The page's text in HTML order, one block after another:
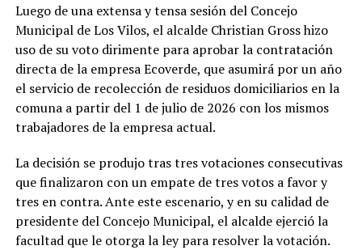
Luego de una extensa y tensa sesión del Concejo
Municipal de Los Vilos, el alcalde Christian Gross hizo
uso de su voto dirimente para aprobar la contratación
directa de la empresa Ecoverde, que asumirá por un año
el servicio de recolección de residuos domiciliarios en la
comuna a partir del 1 de julio de 2026 con los mismos
trabajadores de la empresa actual.
La decisión se produjo tras tres votaciones consecutivas
que finalizaron con un empate de tres votos a favor y
tres en contra. Ante este escenario, y en su calidad de
presidente del Concejo Municipal, el alcalde ejerció la
facultad que le otorga la ley para resolver la votación.